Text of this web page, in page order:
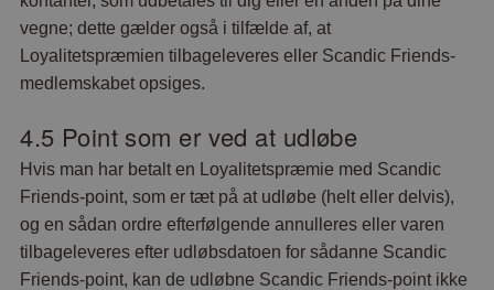
vegne; dette gælder også i tilfælde af, at
Loyalitetspræmien tilbageleveres eller Scandic Friends-
medlemskabet opsiges.
4.5 Point som er ved at udløbe
Hvis man har betalt en Loyalitetspræmie med Scandic
Friends-point, som er tæt på at udløbe (helt eller delvis),
og en sådan ordre efterfølgende annulleres eller varen
tilbageleveres efter udløbsdatoen for sådanne Scandic
Friends-point, kan de udløbne Scandic Friends-point ikke